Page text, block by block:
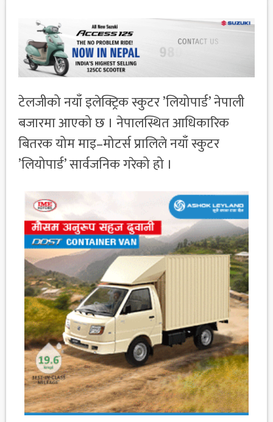
टेलजीको नयाँ इलेक्ट्रिक स्कुटर ’लियोपार्ड’ नेपाली
बजारमा आएको छ । नेपालस्थित आधिकारिक
बितरक योम माइ–मोटर्स प्रालिले नयाँ स्कुटर
’लियोपार्ड’ सार्वजनिक गरेको हो ।